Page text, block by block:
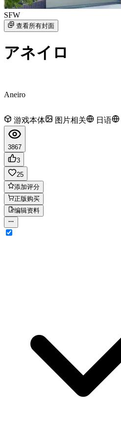
SFW
查看所有封面
アネイロ
Aneiro
游戏本体 图片相关 日语
3867
3
25
添加评分
正版购买
编辑资料